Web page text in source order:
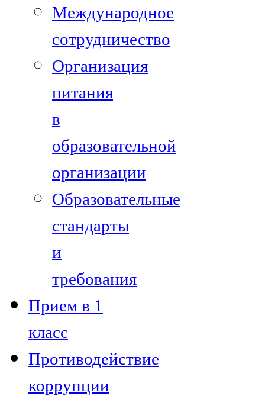
Международное
сотрудничество
Организация
питания
в
образовательной
организации
Образовательные
стандарты
и
требования
Прием в 1
класс
Противодействие
коррупции